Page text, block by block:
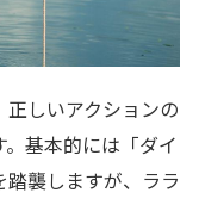
しいアクションの
基本的には「ダイ
襲しますが、ララ